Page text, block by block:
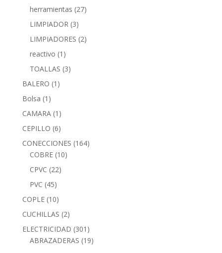
herramientas (27)
LIMPIADOR (3)
LIMPIADORES (2)
reactivo (1)
TOALLAS (3)
BALERO (1)
Bolsa (1)
CAMARA (1)
CEPILLO (6)
CONECCIONES (164)
COBRE (10)
CPVC (22)
PVC (45)
COPLE (10)
CUCHILLAS (2)
ELECTRICIDAD (301)
ABRAZADERAS (19)